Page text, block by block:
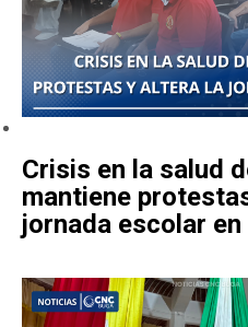
Crisis en la salud
mantiene
jornada escolar en